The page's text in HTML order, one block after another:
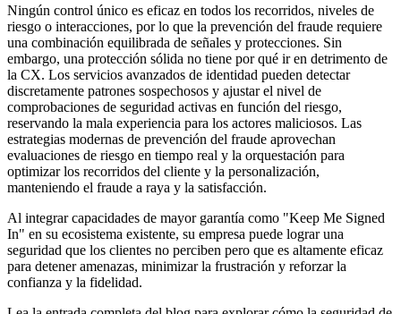
Ningún control único es eficaz en todos los recorridos, niveles de
riesgo o interacciones, por lo que la prevención del fraude requiere
una combinación equilibrada de señales y protecciones. Sin
embargo, una protección sólida no tiene por qué ir en detrimento de
la CX. Los servicios avanzados de identidad pueden detectar
discretamente patrones sospechosos y ajustar el nivel de
comprobaciones de seguridad activas en función del riesgo,
reservando la mala experiencia para los actores maliciosos. Las
estrategias modernas de prevención del fraude aprovechan
evaluaciones de riesgo en tiempo real y la orquestación para
optimizar los recorridos del cliente y la personalización,
manteniendo el fraude a raya y la satisfacción.
Al integrar capacidades de mayor garantía como "Keep Me Signed
In" en su ecosistema existente, su empresa puede lograr una
seguridad que los clientes no perciben pero que es altamente eficaz
para detener amenazas, minimizar la frustración y reforzar la
confianza y la fidelidad.